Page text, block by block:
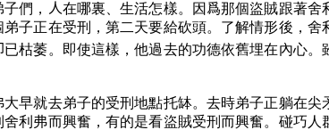
們， 人在哪裏、生活怎樣。因爲那個盜賊跟著
子正在受刑，第二天要給砍頭。了解情形後，
已枯萎。即使這樣，他過去的功德依舊埋在內心
早就去弟子的受刑地點托缽。去時弟子正躺在
利弗而興奮，有的是看盜賊受刑而興奮。碰巧